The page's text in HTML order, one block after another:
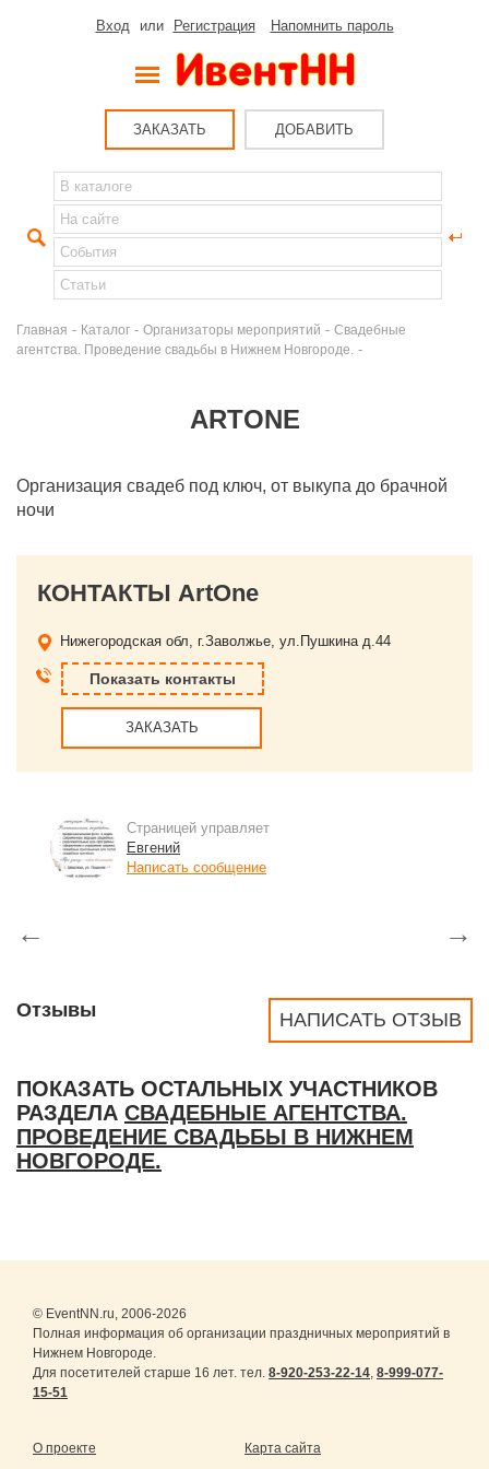
Вход или Регистрация Напомнить пароль
ЗАКАЗАТЬ ДОБАВИТЬ
Главная - Каталог - Организаторы мероприятий - Свадебные
агентства. Проведение свадьбы в Нижнем Новгороде.
-
ARTONE
Организация свадеб под ключ, от выкупа до брачной
ночи
КОНТАКТЫ ArtOne
Нижегородская обл, г.Заволжье, ул.Пушкина д.44
Показать контакты
ЗАКАЗАТЬ
Страницей управляет
Евгений
Написать сообщение
← →
НАПИСАТЬ ОТЗЫВ
Отзывы
ПОКАЗАТЬ ОСТАЛЬНЫХ УЧАСТНИКОВ
РАЗДЕЛА СВАДЕБНЫЕ АГЕНТСТВА.
ПРОВЕДЕНИЕ СВАДЬБЫ В НИЖНЕМ
НОВГОРОДЕ.
© EventNN.ru, 2006-2026
Полная информация об организации праздничных мероприятий в
Нижнем Новгороде.
Для посетителей старше 16 лет. тел. 8-920-253-22-14, 8-999-077-
15-51
О проекте Карта сайта